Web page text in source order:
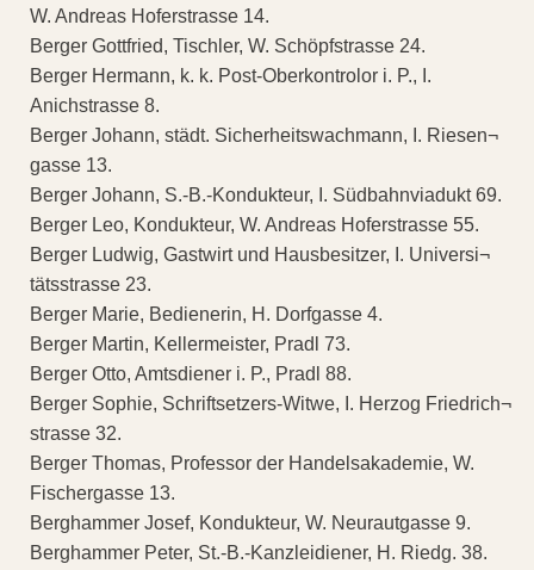
W. Andreas Hoferstrasse 14.
Berger Gottfried, Tischler, W. Schöpfstrasse 24.
Berger Hermann, k. k. Post-Oberkontrolor i. P., I.
Anichstrasse 8.
Berger Johann, städt. Sicherheitswachmann, I. Riesen¬
gasse 13.
Berger Johann, S.-B.-Kondukteur, I. Südbahnviadukt 69.
Berger Leo, Kondukteur, W. Andreas Hoferstrasse 55.
Berger Ludwig, Gastwirt und Hausbesitzer, I. Universi¬
tätsstrasse 23.
Berger Marie, Bedienerin, H. Dorfgasse 4.
Berger Martin, Kellermeister, Pradl 73.
Berger Otto, Amtsdiener i. P., Pradl 88.
Berger Sophie, Schriftsetzers-Witwe, I. Herzog Friedrich¬
strasse 32.
Berger Thomas, Professor der Handelsakademie, W.
Fischergasse 13.
Berghammer Josef, Kondukteur, W. Neurautgasse 9.
Berghammer Peter, St.-B.-Kanzleidiener, H. Riedg. 38.